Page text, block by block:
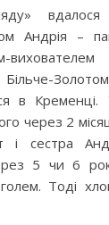
вдалося
Андрія –
Більче-
в
через 2
і сестра
5 чи 6
Тоді